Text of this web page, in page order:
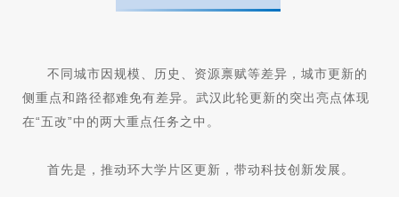
不同城市因规模、历史、资源禀赋等差异，城市更新的
侧重点和路径都难免有差异。武汉此轮更新的突出亮点体现
在“五改”中的两大重点任务之中。
首先是，推动环大学片区更新 ，带动科技创新发展。